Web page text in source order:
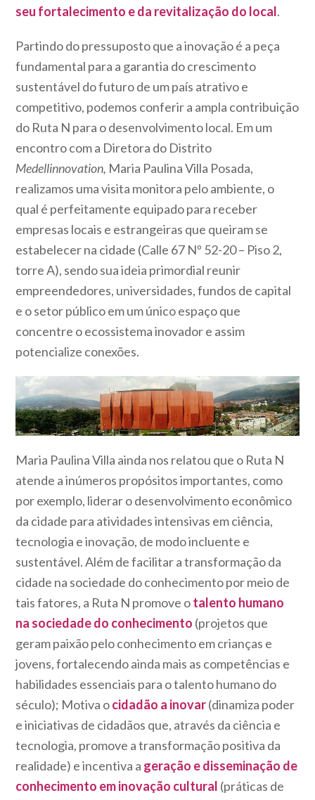
seu fortalecimento e da revitalização do local.
Partindo do pressuposto que a inovação é a peça
fundamental para a garantia do crescimento
sustentável do futuro de um país atrativo e
competitivo, podemos conferir a ampla contribuição
do Ruta N para o desenvolvimento local. Em um
encontro com a Diretora do Distrito
Medellinnovation, Maria Paulina Villa Posada,
realizamos uma visita monitora pelo ambiente, o
qual é perfeitamente equipado para receber
empresas locais e estrangeiras que queiram se
estabelecer na cidade (Calle 67 Nº 52-20 – Piso 2,
torre A), sendo sua ideia primordial reunir
empreendedores, universidades, fundos de capital
e o setor público em um único espaço que
concentre o ecossistema inovador e assim
potencialize conexões.
Maria Paulina Villa ainda nos relatou que o Ruta N
atende a inúmeros propósitos importantes, como
por exemplo, liderar o desenvolvimento econômico
da cidade para atividades intensivas em ciência,
tecnologia e inovação, de modo incluente e
sustentável. Além de facilitar a transformação da
cidade na sociedade do conhecimento por meio de
tais fatores, a Ruta N promove otalento humano
na sociedade do conhecimento (projetos que
geram paixão pelo conhecimento em crianças e
jovens, fortalecendo ainda mais as competências e
habilidades essenciais para o talento humano do
século); Motiva ocidadão a inovar(dinamiza poder
e iniciativas de cidadãos que, através da ciência e
tecnologia, promove a transformação positiva da
realidade) e incentiva a geração e disseminação de
conhecimento em inovação cultural (práticas de